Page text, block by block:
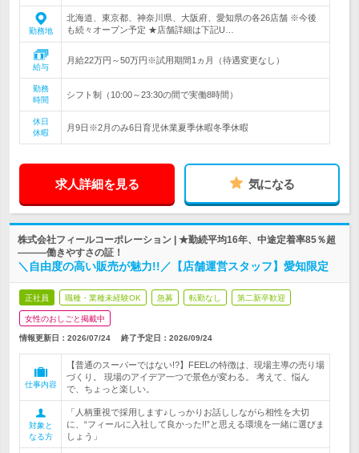
勤務地
北海道、東京都、神奈川県、大阪府、愛知県の各26店舗 ※今後
も続々オープン予定 ★店舗詳細は下記U…
給与
月給22万円～50万円※試用期間1ヵ月（待遇変更なし）
勤務
時間
シフト制（10:00～23:30の間で実働8時間）
休日
休暇
月9日※2月のみ6日育児休業夏季休暇冬季休暇
求人詳細を見る 気になる
株式会社フィールコーポレーション | ★勤続平均16年、中途定着率85％超
―――働きやすさの証！
＼自由度の高い販売が魅力!!／【店舗運営スタッフ】愛知限定
正社員 職種・業種未経験OK 急募 転勤なし 第二新卒歓迎
女性のおしごと掲載中
情報更新日：2026/07/24 終了予定日： 2026/09/24
仕事内容
【普通のスーパーではない!?】FEELの特徴は、現場主導の売り場
づくり。 現場のアイデア一つで景色が変わる。 考えて、悩ん
で、ちょっと楽しい。
対象と
なる方
「人柄重視で採用します♪しっかりお話ししながら相性を大切
に、“フィールに入社して良かった!!”と思える環境を一緒に選びま
しょう」